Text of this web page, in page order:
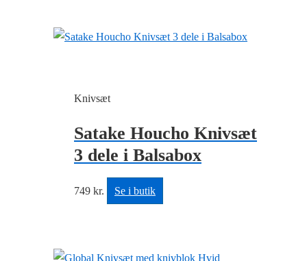
Knivsæt
Satake Houcho Knivsæt
3 dele i Balsabox
749 kr. Se i butik